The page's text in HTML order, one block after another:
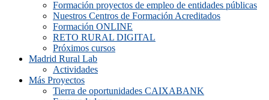
Formación proyectos de empleo de entidades públicas
Nuestros Centros de Formación Acreditados
Formación ONLINE
RETO RURAL DIGITAL
Próximos cursos
Madrid Rural Lab
Actividades
Más Proyectos
Tierra de oportunidades CAIXABANK